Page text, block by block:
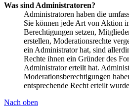
Was sind Administratoren?
Administratoren haben die
Sie können jede Art von Aktion
Berechtigungen setzen,
erstellen, Moderationsrechte
ein Administrator hat, sind
Rechte ihnen ein Gründer des
Administrator erteilt hat.
Moderationsberechtigungen
entsprechende Recht erteilt
Nach oben